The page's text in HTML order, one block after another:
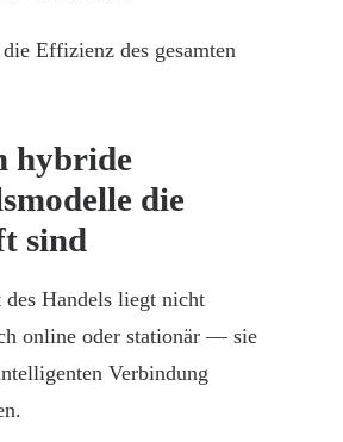
Effizienz des gesamten
hybride
die
sind
Handels liegt nicht
online oder stationär — sie
Verbindung